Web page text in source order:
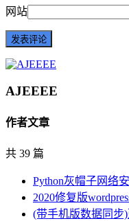
网站
AJEEEE
作者文章
共 39 篇
Python灰帽子网络
2020修复版
(带手机版数据同步